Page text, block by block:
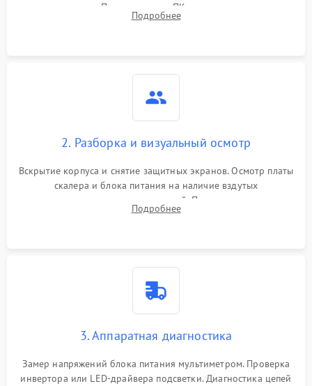
повреждения. Подключение к ПК для оценки вывода
изображения, работы подсветки и выявления артефактов на
Подробнее
2. Разборка и визуальный осмотр
Вскрытие корпуса и снятие защитных экранов. Осмотр платы
скалера и блока питания на наличие вздутых
конденсаторов, прогаров, окислений. Проверка надежности
контактов и целостности шлейфов матрицы.
Подробнее
3. Аппаратная диагностика
Замер напряжений блока питания мультиметром. Проверка
инвертора или LED-драйвера подсветки. Диагностика цепей